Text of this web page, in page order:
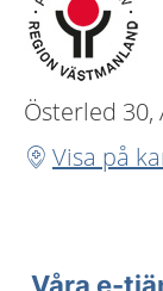
Österled 30,
Visa på
Våra e-